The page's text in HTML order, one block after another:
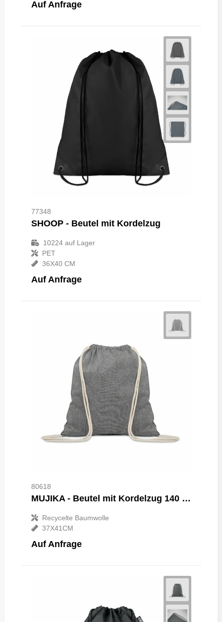
Auf Anfrage
77348
SHOOP - Beutel mit Kordelzug
10224auf Lager
PET
36X40 CM
Auf Anfrage
80618
MUJIKA - Beutel mit Kordelzug 140 g/m²
Recycelte Baumwolle
37X41CM
Auf Anfrage